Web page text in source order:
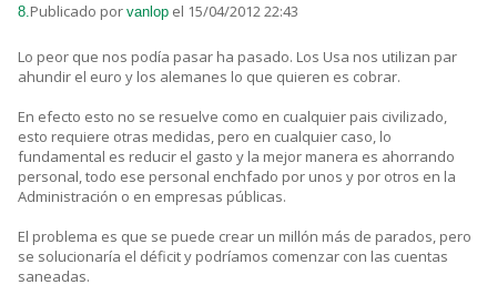
8.Publicado por vanlop el 15/04/2012 22:43
Lo peor que nos podía pasar ha pasado. Los Usa nos utilizan par
ahundir el euro y los alemanes lo que quieren es cobrar.
En efecto esto no se resuelve como en cualquier pais civilizado,
esto requiere otras medidas, pero en cualquier caso, lo
fundamental es reducir el gasto y la mejor manera es ahorrando
personal, todo ese personal enchfado por unos y por otros en la
Administración o en empresas públicas.
El problema es que se puede crear un millón más de parados, pero
se solucionaría el déficit y podríamos comenzar con las cuentas
saneadas.